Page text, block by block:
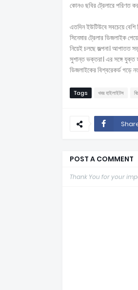
কোনও ছবির ট্রেলারে পরিণত
এতদিন ইউটিউবে সবচেয়ে বেশি
সিনেমার ট্রেলার ডিজলাইক
নিয়েই চলছে জল্পনা। আপাতত
সুশান্ত ভক্তরা। এর সঙ্গে যুক্ত
ডিজলাইকের বিশ্বরেকর্ড গড়ে
Tags খবর হাইলাইটস
POST A COMMENT
Thank You for your